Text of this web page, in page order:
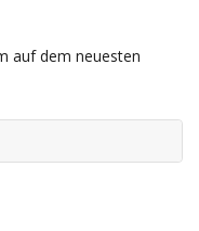
auf dem neuesten